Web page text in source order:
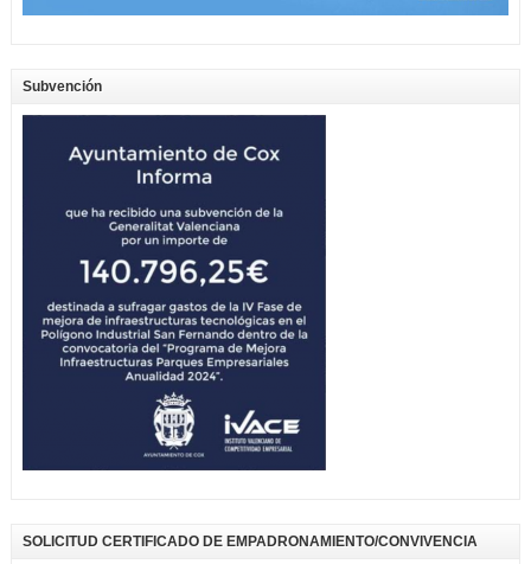
Subvención
SOLICITUD CERTIFICADO DE EMPADRONAMIENTO/CONVIVENCIA